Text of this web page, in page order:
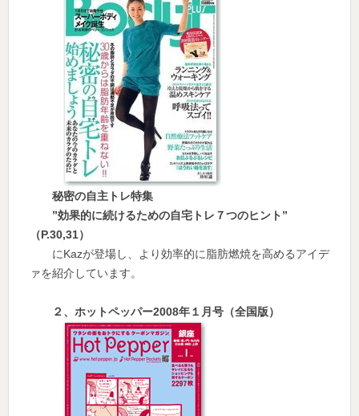
秘密の自主トレ特集
”効果的に続けるための自宅トレ７つのヒント”
（P.30,31）
にKazが登場し、より効率的に脂肪燃焼を高めるアイデ
ァを紹介しています。
２、ホットペッパー2008年１月号（全国版）